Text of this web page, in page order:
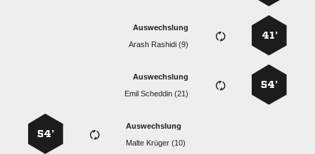
41’
Auswechslung
  
54’
Auswechslung
  
Auswechslung
  
54’